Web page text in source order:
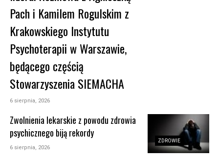
Pach i Kamilem Rogulskim z
Krakowskiego Instytutu
Psychoterapii w Warszawie,
będącego częścią
Stowarzyszenia SIEMACHA
6 sierpnia, 2026
ZDROWIE
Zwolnienia lekarskie z powodu zdrowia
psychicznego biją rekordy
6 sierpnia, 2026